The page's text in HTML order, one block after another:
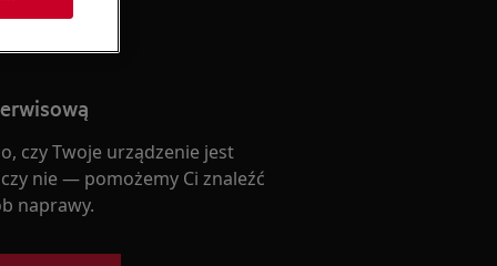
czy Twoje urządzenie jest
nie — pomożemy Ci znaleźć
naprawy.